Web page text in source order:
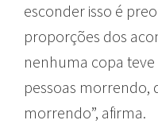
esconder isso é
proporções dos
nenhuma copa
pessoas morrendo,
morrendo”, afirma.